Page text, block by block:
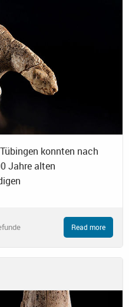
konnten nach
Jahre alten
Read more